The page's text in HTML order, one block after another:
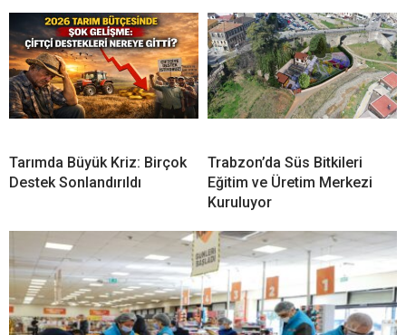
Tarımda Büyük Kriz: Birçok
Destek Sonlandırıldı
Trabzon’da Süs Bitkileri
Eğitim ve Üretim Merkezi
Kuruluyor